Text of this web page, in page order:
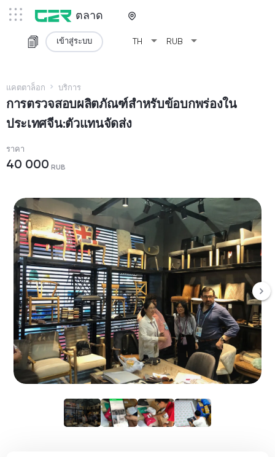
ตลาด
TH arrow_drop_down RUB arrow_drop_down
เข้าสู่ระบบ
แคตตาล็อก บริการ
การตรวจสอบผลิตภัณฑ์สำหรับข้อบกพร่องใน
ประเทศจีน:ตัวแทนจัดส่ง
ราคา
40 000 RUB